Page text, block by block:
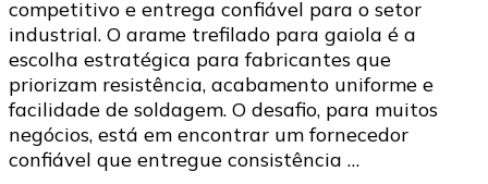
competitivo e entrega confiável para o setor
industrial. O arame trefilado para gaiola é a
escolha estratégica para fabricantes que
priorizam resistência, acabamento uniforme e
facilidade de soldagem. O desafio, para muitos
negócios, está em encontrar um fornecedor
confiável que entregue consistência …